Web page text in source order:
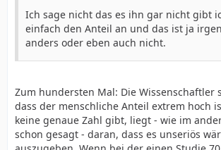
Ich sage nicht das es ihn gar nicht gibt
einfach den Anteil an und das ist ja
anders oder eben auch nicht.
Zum hundersten Mal: Die Wissenschaftler
dass der menschliche Anteil extrem hoch
keine genaue Zahl gibt, liegt - wie im
schon gesagt - daran, dass es unseriös